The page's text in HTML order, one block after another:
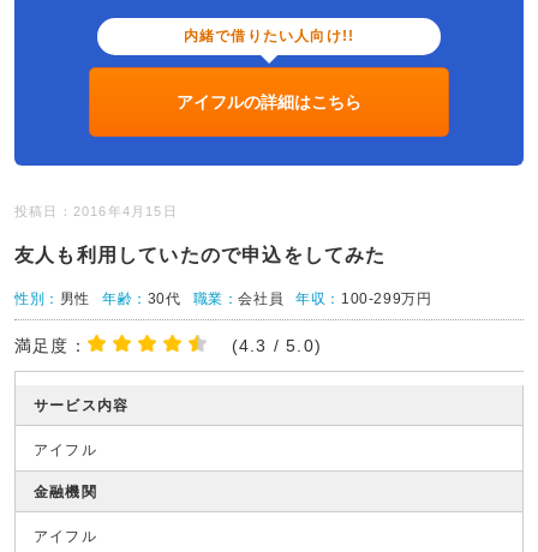
内緒で借りたい人向け!!
アイフルの詳細はこちら
投稿日：2016年4月15日
友人も利用していたので申込をしてみた
性別： 男性 年齢： 30代 職業：会社員 年収： 100-299万円
満足度： (4.3 / 5.0)
サービス内容
アイフル
金融機関
アイフル